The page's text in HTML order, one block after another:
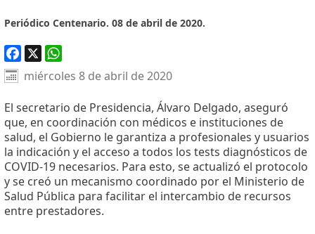
Periódico Centenario. 08 de abril de 2020.
Facebook
X WhatsApp
miércoles 8 de abril de 2020
El secretario de Presidencia, Álvaro Delgado, aseguró
que, en coordinación con médicos e instituciones de
salud, el Gobierno le garantiza a profesionales y usuarios
la indicación y el acceso a todos los tests diagnósticos de
COVID-19 necesarios. Para esto, se actualizó el protocolo
y se creó un mecanismo coordinado por el Ministerio de
Salud Pública para facilitar el intercambio de recursos
entre prestadores.